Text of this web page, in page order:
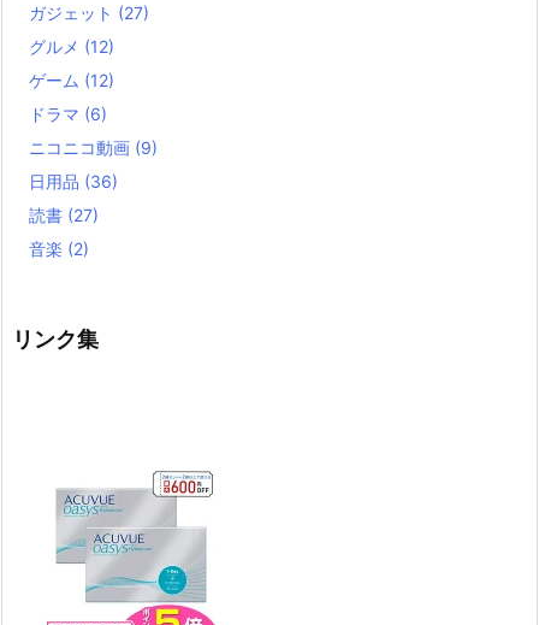
ガジェット (27)
グルメ (12)
ゲーム (12)
ドラマ (6)
ニコニコ動画 (9)
日用品 (36)
読書 (27)
音楽 (2)
リンク集